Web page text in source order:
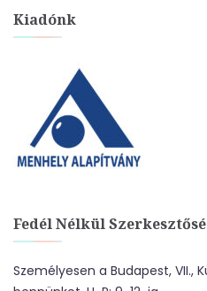
Kiadónk
Fedél Nélkül
Személyesen a Budapest, VII.,